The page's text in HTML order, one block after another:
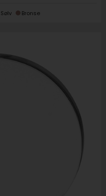
Sølv Bronse